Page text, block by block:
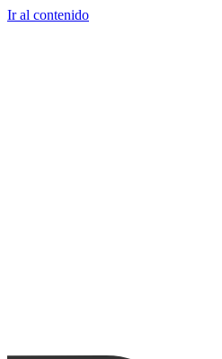
Ir al contenido